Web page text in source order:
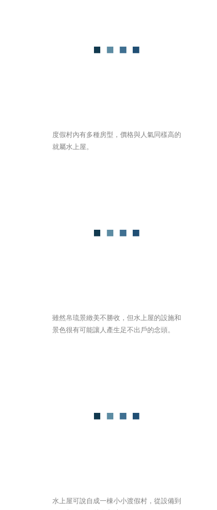
度假村內有多種房型，價格與人氣同樣高的
就屬水上屋。
雖然帛琉景緻美不勝收，但水上屋的設施和
景色很有可能讓人產生足不出戶的念頭。
水上屋可說自成一棟小小渡假村，從設備到